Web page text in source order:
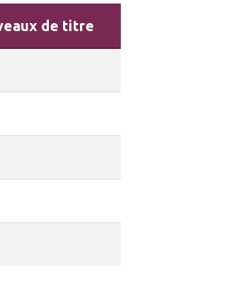
de titre